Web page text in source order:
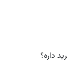
داره؟